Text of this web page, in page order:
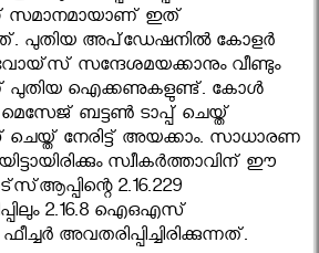
ഇത്
പുതിയ അപ്‌ഡേഷനില്‍ കോളര്‍
സന്ദേശമയക്കാനും വീണ്ടും
പുതിയ ഐക്കണുകളുണ്ട്. കോള്‍
ബട്ടണ്‍ ടാപ്പ് ചെയ്ത്
നേരിട്ട് അയക്കാം. സാധാരണ
സ്വീകര്‍ത്താവിന് ഈ
2.16.229
2.16.8 ഐഒഎസ്
അവതരിപ്പിച്ചിരിക്കുന്നത്.